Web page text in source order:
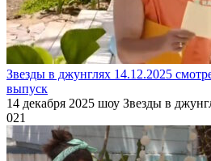
Звезды в джунглях 14.12.2025
выпуск
14 декабря 2025 шоу Звезды в
021